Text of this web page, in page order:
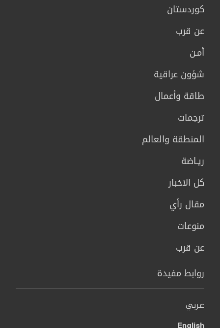
كوردستان
عن قرب
أمـن
شؤون عراقية
طاقة وأعمال
ترجمات
المنطقة والعالم
ريـاضة
كل الاخبار
مقال رأي
منوعات
عن قرب
روابط مفيدة
عربي